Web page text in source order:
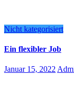
Nicht kategorisiert
Ein flexibler Job
Januar 15, 2022